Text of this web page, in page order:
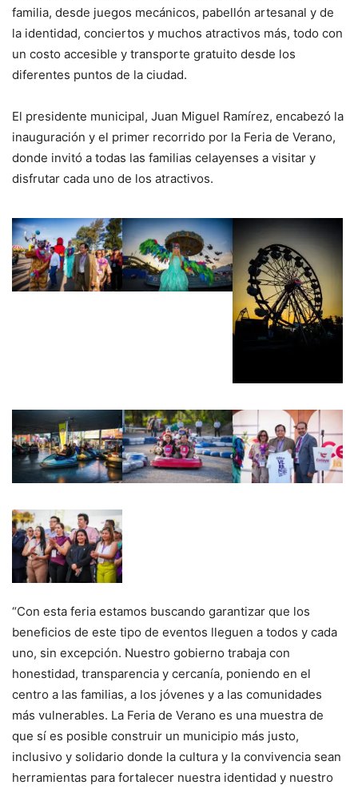
familia, desde juegos mecánicos, pabellón artesanal y de
la identidad, conciertos y muchos atractivos más, todo con
un costo accesible y transporte gratuito desde los
diferentes puntos de la ciudad.
El presidente municipal, Juan Miguel Ramírez, encabezó la
inauguración y el primer recorrido por la Feria de Verano,
donde invitó a todas las familias celayenses a visitar y
disfrutar cada uno de los atractivos.
“Con esta feria estamos buscando garantizar que los
beneficios de este tipo de eventos lleguen a todos y cada
uno, sin excepción. Nuestro gobierno trabaja con
honestidad, transparencia y cercanía, poniendo en el
centro a las familias, a los jóvenes y a las comunidades
más vulnerables. La Feria de Verano es una muestra de
que sí es posible construir un municipio más justo,
inclusivo y solidario donde la cultura y la convivencia sean
herramientas para fortalecer nuestra identidad y nuestro